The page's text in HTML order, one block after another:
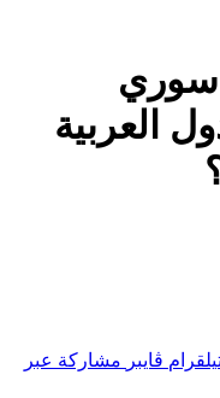
العربية
ڤايبر مشاركة عبر